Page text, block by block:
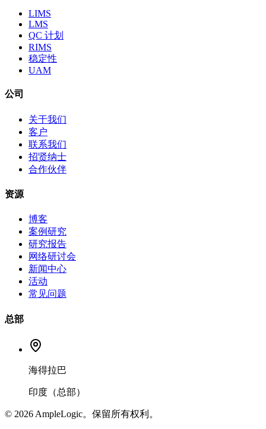
LIMS
LMS
QC 计划
RIMS
稳定性
UAM
公司
关于我们
客户
联系我们
招贤纳士
合作伙伴
资源
博客
案例研究
研究报告
网络研讨会
新闻中心
活动
常见问题
总部
海得拉巴
印度（总部）
© 2026 AmpleLogic。保留所有权利。